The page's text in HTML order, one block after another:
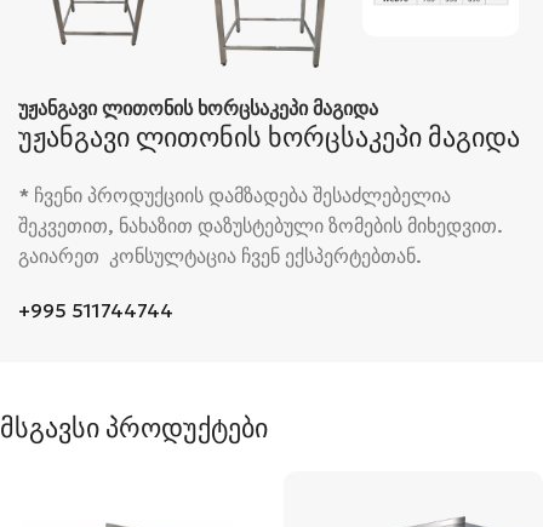
უჟანგავი ლითონის ხორცსაკეპი მაგიდა
უჟანგავი ლითონის ხორცსაკეპი მაგიდა
* ჩვენი პროდუქციის დამზადება შესაძლებელია
შეკვეთით, ნახაზით დაზუსტებული ზომების მიხედვით.
გაიარეთ კონსულტაცია ჩვენ ექსპერტებთან.
+995 511744744
მსგავსი პროდუქტები